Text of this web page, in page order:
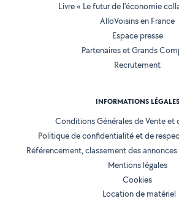
Livre « Le futur de l'économie
AlloVoisins en France
Espace presse
Partenaires et Grands
Recrutement
INFORMATIONS LÉGALES
Conditions Générales de Vente et
Politique de confidentialité et de
Référencement, classement des
Mentions légales
Cookies
Location de matériel